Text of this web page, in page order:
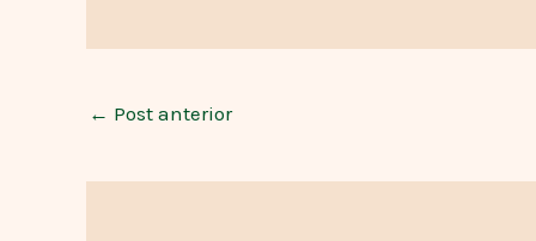
← Post anterior